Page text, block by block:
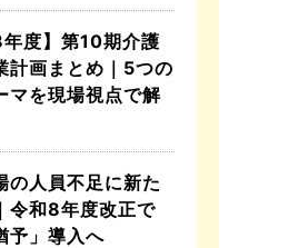
年度】第10期介護
計画まとめ｜5つの
マを現場視点で解
の人員不足に新た
令和8年度改正で
予」導入へ